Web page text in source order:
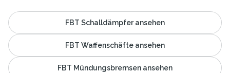
FBT Schalldämpfer ansehen
FBT Waffenschäfte ansehen
FBT Mündungsbremsen ansehen